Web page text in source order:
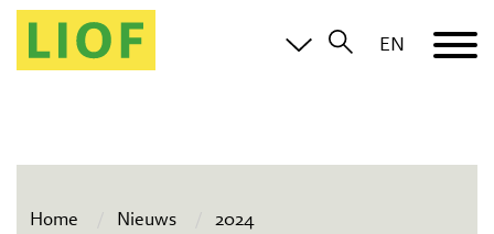
EN
Home Nieuws
2024